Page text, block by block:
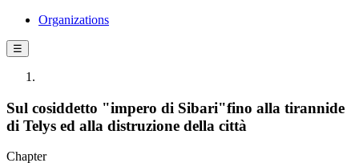
Organizations
☰
Sul cosiddetto "impero di Sibari"fino alla tirannide
di Telys ed alla distruzione della città
Chapter